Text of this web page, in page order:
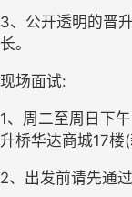
3、公开透明的晋
长。
现场面试:
1、周二至周日下
升桥华达商城17楼
2、出发前请先通